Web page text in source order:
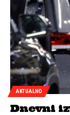
AKTUALNO
Dnevni